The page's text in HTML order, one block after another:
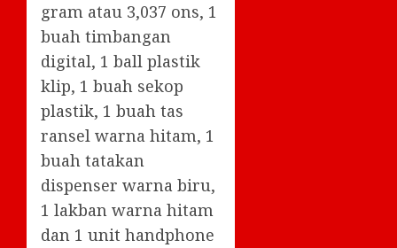
gram atau 3,037 ons, 1
buah timbangan
digital, 1 ball plastik
klip, 1 buah sekop
plastik, 1 buah tas
ransel warna hitam, 1
buah tatakan
dispenser warna biru,
1 lakban warna hitam
dan 1 unit handphone